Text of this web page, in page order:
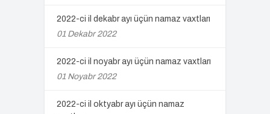
2022-ci il dekabr ayı üçün namaz vaxtları
01 Dekabr 2022
2022-ci il noyabr ayı üçün namaz vaxtları
01 Noyabr 2022
2022-ci il oktyabr ayı üçün namaz